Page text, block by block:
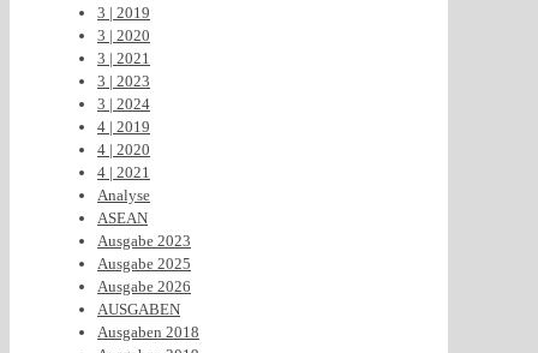
3 | 2019
3 | 2020
3 | 2021
3 | 2023
3 | 2024
4 | 2019
4 | 2020
4 | 2021
Analyse
ASEAN
Ausgabe 2023
Ausgabe 2025
Ausgabe 2026
AUSGABEN
Ausgaben 2018